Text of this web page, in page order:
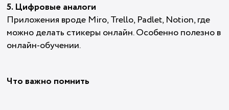
5. Цифровые аналоги
Приложения вроде Miro, Trello, Padlet, Notion, где
можно делать стикеры онлайн. Особенно полезно в
онлайн-обучении.
Что важно помнить